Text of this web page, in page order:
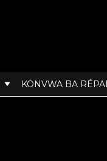
KONVWA BA